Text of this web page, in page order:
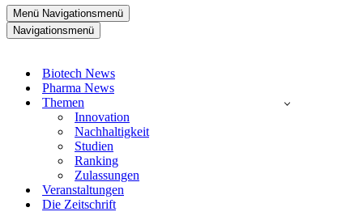
Menü Navigationsmenü
Navigationsmenü
Biotech News
Pharma News
Themen
Innovation
Nachhaltigkeit
Studien
Ranking
Zulassungen
Veranstaltungen
Die Zeitschrift